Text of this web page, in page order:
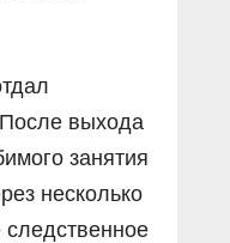
выхода
занятия
несколько